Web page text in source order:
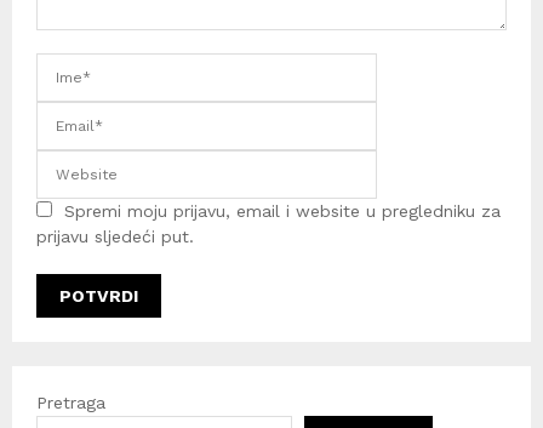
Spremi moju prijavu, email i website u pregledniku za
prijavu sljedeći put.
Pretraga